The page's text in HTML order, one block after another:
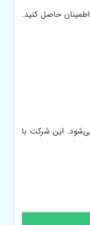
حاصل کنید.
این شرکت با